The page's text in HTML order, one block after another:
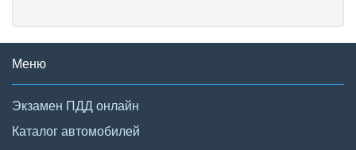
Меню
Экзамен ПДД онлайн
Каталог автомобилей